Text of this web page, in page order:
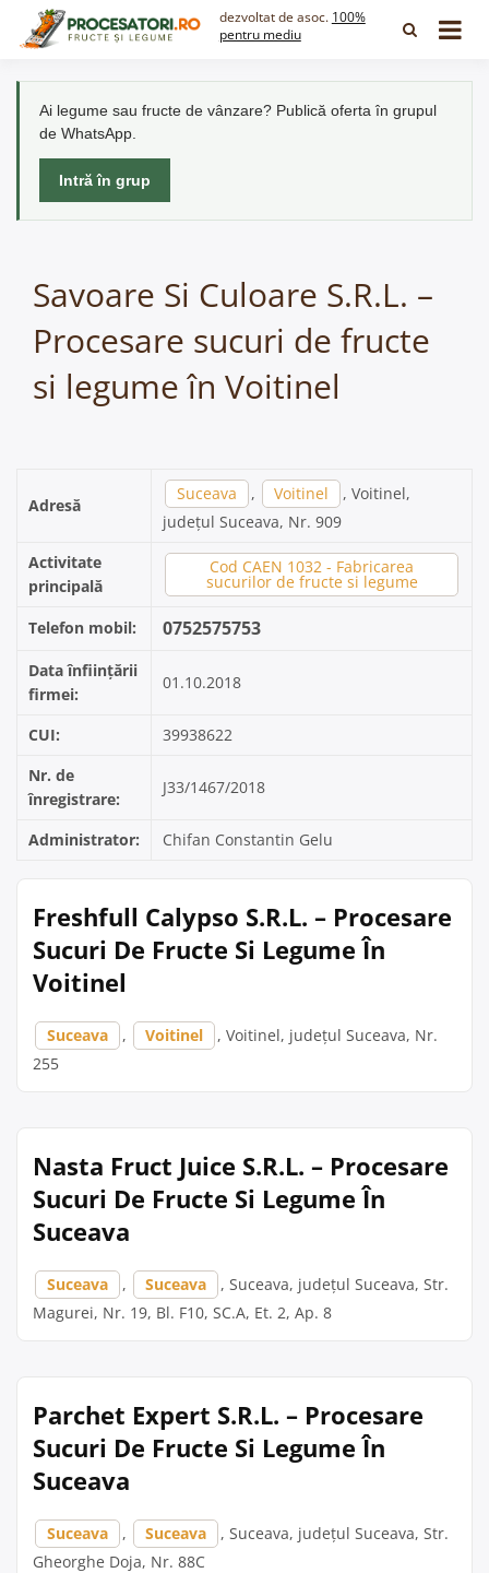
dezvoltat de asoc. 100%
pentru mediu
Ai legume sau fructe de vânzare? Publică oferta în grupul
de WhatsApp.
Intră în grup
Savoare Si Culoare S.R.L. –
Procesare sucuri de fructe
si legume în Voitinel
Adresă
Suceava , Voitinel
, Voitinel,
județul Suceava, Nr. 909
Activitate
principală
Cod CAEN 1032 - Fabricarea
sucurilor de fructe si legume
Telefon mobil: 0752575753
Data înființării
firmei:
01.10.2018
CUI:
39938622
Nr. de
înregistrare:
J33/1467/2018
Administrator: Chifan Constantin Gelu
Freshfull Calypso S.R.L. – Procesare
Sucuri De Fructe Si Legume În
Voitinel
Suceava , Voitinel
, Voitinel, județul Suceava, Nr.
255
Nasta Fruct Juice S.R.L. – Procesare
Sucuri De Fructe Si Legume În
Suceava
Suceava , Suceava
, Suceava, județul Suceava, Str.
Magurei, Nr. 19, Bl. F10, SC.A, Et. 2, Ap. 8
Parchet Expert S.R.L. – Procesare
Sucuri De Fructe Si Legume În
Suceava
Suceava , Suceava
, Suceava, județul Suceava, Str.
Gheorghe Doja, Nr. 88C